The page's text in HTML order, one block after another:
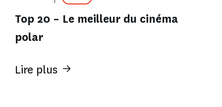
Top 20 – Le meilleur du cinéma
polar
Lire plus